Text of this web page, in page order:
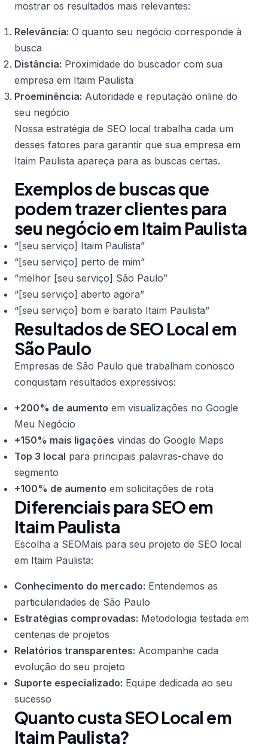
mostrar os resultados mais relevantes:
Relevância: O quanto seu negócio corresponde à
busca
Distância: Proximidade do buscador com sua
empresa em Itaim Paulista
Proeminência: Autoridade e reputação online do
seu negócio
Nossa estratégia de SEO local trabalha cada um
desses fatores para garantir que sua empresa em
Itaim Paulista apareça para as buscas certas.
Exemplos de buscas que
podem trazer clientes para
seu negócio em Itaim Paulista
“[seu serviço] Itaim Paulista”
“[seu serviço] perto de mim”
“melhor [seu serviço] São Paulo”
“[seu serviço] aberto agora”
“[seu serviço] bom e barato Itaim Paulista”
Resultados de SEO Local em
São Paulo
Empresas de São Paulo que trabalham conosco
conquistam resultados expressivos:
+200% de aumento em visualizações no Google
Meu Negócio
+150% mais ligações vindas do Google Maps
Top 3 local para principais palavras-chave do
segmento
+100% de aumento em solicitações de rota
Diferenciais para SEO em
Itaim Paulista
Escolha a SEOMais para seu projeto de SEO local
em Itaim Paulista:
Conhecimento do mercado: Entendemos as
particularidades de São Paulo
Estratégias comprovadas: Metodologia testada em
centenas de projetos
Relatórios transparentes: Acompanhe cada
evolução do seu projeto
Suporte especializado: Equipe dedicada ao seu
sucesso
Quanto custa SEO Local em
Itaim Paulista?